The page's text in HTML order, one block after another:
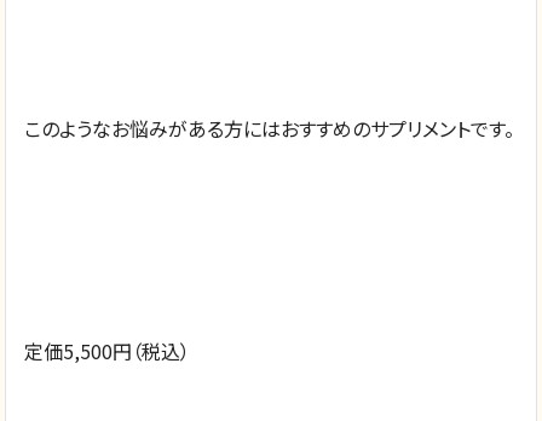
このようなお悩みがある方にはおすすめのサプリメントです。
定価5,500円（税込）